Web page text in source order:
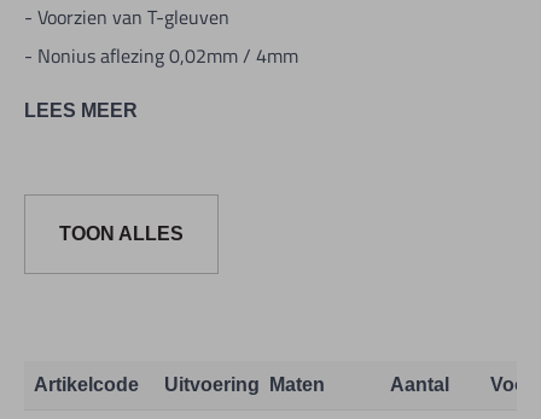
- Voorzien van T-gleuven
- Nonius aflezing 0,02mm / 4mm
VCT-1024 250600
LEES MEER
TOON ALLES
Artikelcode Uitvoering Maten Aantal